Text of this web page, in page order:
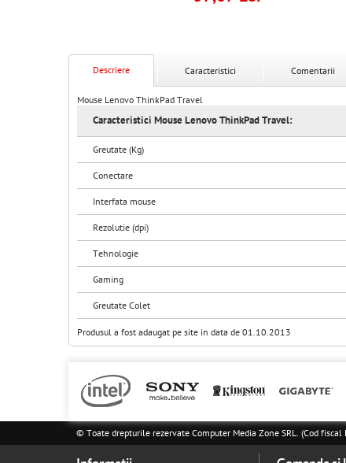
Descriere Caracteristici Comentarii
Mouse Lenovo ThinkPad Travel
Caracteristici Mouse Lenovo ThinkPad Travel:
Greutate (Kg)
Conectare
Interfata mouse
Rezolutie (dpi)
Tehnologie
Gaming
Greutate Colet
Produsul a fost adaugat pe site in data de 01.10.2013
© Toate drepturile rezervate Computer Media Zone SRL. (Cod